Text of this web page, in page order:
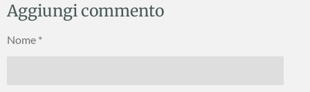
d
i
i
d
i
d
i
d
i
Aggiungi commento
Nome *